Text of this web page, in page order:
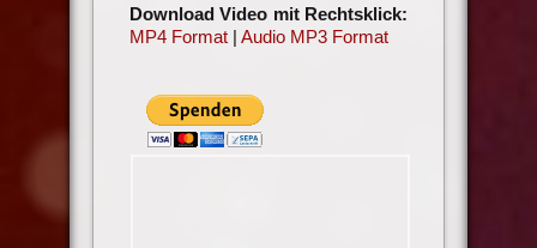
Download Video mit Rechtsklick:
MP4 Format| Audio MP3 Format